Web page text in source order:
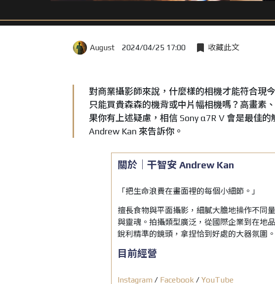
August 2024/04/25 17:00 收藏此文
對商業攝影師來說，什麼樣的相機才能符合現
只能買貴森森的機背或中片幅相機嗎？高畫素
果你有上述疑慮，相信 Sony α7R V 會是最佳
Andrew Kan 來告訴你。
關於｜干智安 Andrew Kan
「把生命浪費在畫面裡的每個小細節。」
擅長食物與平面攝影，細膩大膽地操作不同
與靈魂。拍攝類型廣泛，從國際企業到在地
銳利精準的鏡頭，拿捏恰到好處的大器氛圍。
目前經營
Instagram / Facebook/ YouTube